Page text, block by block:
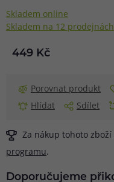
Skladem online
Skladem na 12 prodejnách
449 Kč
Porovnat produkt
Hlídat
Sdílet
Za nákup tohoto zboží
programu.
Doporučujeme